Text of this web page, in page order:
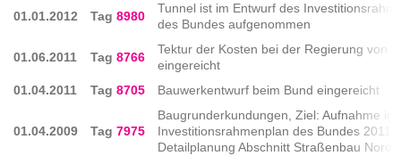
01.01.2012 Tag 8980
Tunnel ist im Entwurf des
des Bundes aufgenommen
01.06.2011 Tag 8766
Tektur der Kosten bei der Regierung von
eingereicht
01.04.2011
Tag 8705 Bauwerkentwurf beim Bund eingereicht
01.04.2009 Tag 7975
Baugrunderkundungen, Ziel: Aufnahme im
Investitionsrahmenplan des Bundes 2011,
Detailplanung Abschnitt Straßenbau Nord